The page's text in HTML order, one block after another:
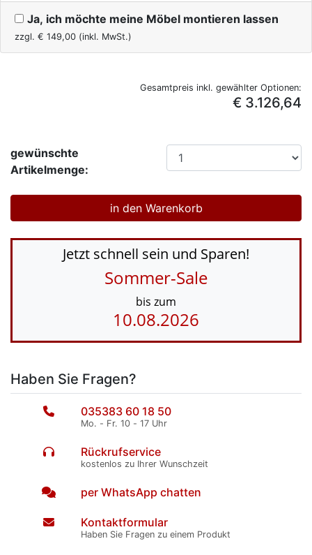
Ja, ich möchte meine Möbel montieren lassen
zzgl. € 149,00 (inkl. MwSt.)
Gesamtpreis inkl. gewählter Optionen:
€ 3.126,64
gewünschte
Artikelmenge:
Jetzt schnell sein und Sparen!
Sommer-Sale
bis zum
10.08.2026
Haben Sie Fragen?
035383 60 18 50
Mo. - Fr. 10 - 17 Uhr
Rückrufservice
kostenlos zu Ihrer Wunschzeit
per WhatsApp chatten
Kontaktformular
Haben Sie Fragen zu einem Produkt